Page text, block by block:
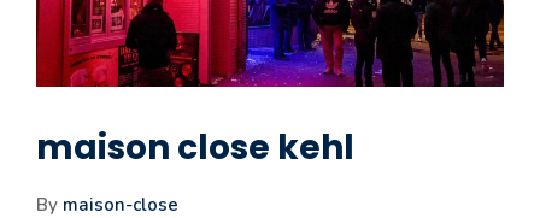
maison close kehl
By maison-close